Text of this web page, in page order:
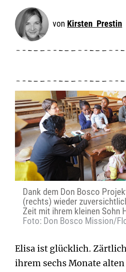
Kirsten Prestin
Dank dem Don Bosco
(rechts) wieder
Zeit mit ihrem kleinen Sohn
Foto: Don Bosco Mission/
Elisa ist glücklich.
ihrem sechs Monate